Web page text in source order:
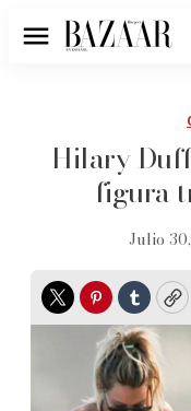
Menú
Hilary
figura
Julio 30,
TwitterPinterest
Tumblr